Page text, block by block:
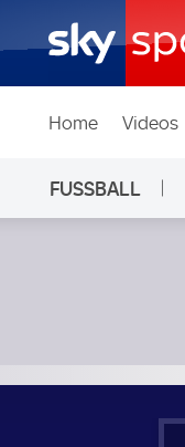
Home Videos
FUSSBALL